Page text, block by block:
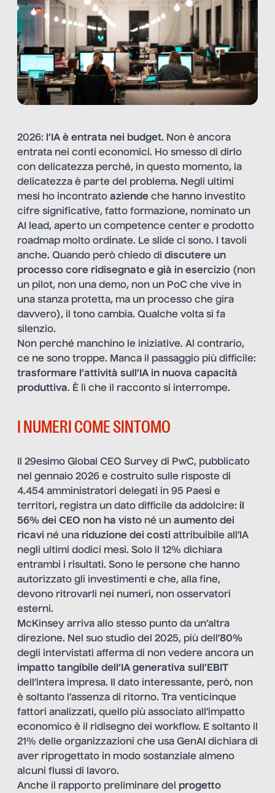
2026: l’IA è entrata nei budget. Non è ancora
entrata nei conti economici. Ho smesso di dirlo
con delicatezza perché, in questo momento, la
delicatezza è parte del problema. Negli ultimi
mesi ho incontrato aziende che hanno investito
cifre significative, fatto formazione, nominato un
AI lead, aperto un competence center e prodotto
roadmap molto ordinate. Le slide ci sono. I tavoli
anche. Quando però chiedo di discutere un
processo core ridisegnato e già in esercizio (non
un pilot, non una demo, non un PoC che vive in
una stanza protetta, ma un processo che gira
davvero), il tono cambia. Qualche volta si fa
silenzio.
Non perché manchino le iniziative. Al contrario,
ce ne sono troppe. Manca il passaggio più difficile:
trasformare l’attività sull’IA in nuova capacità
produttiva. È lì che il racconto si interrompe.
I NUMERI COME SINTOMO
Il 29esimo Global CEO Survey di PwC, pubblicato
nel gennaio 2026 e costruito sulle risposte di
4.454 amministratori delegati in 95 Paesi e
territori, registra un dato difficile da addolcire: il
56% dei CEO non ha visto né un aumento dei
ricavi né una riduzione dei costi attribuibile all’IA
negli ultimi dodici mesi. Solo il 12% dichiara
entrambi i risultati. Sono le persone che hanno
autorizzato gli investimenti e che, alla fine,
devono ritrovarli nei numeri, non osservatori
esterni.
McKinsey arriva allo stesso punto da un’altra
direzione. Nel suo studio del 2025, più dell’80%
degli intervistati afferma di non vedere ancora un
impatto tangibile dell’IA generativa sull’EBIT
dell’intera impresa. Il dato interessante, però, non
è soltanto l’assenza di ritorno. Tra venticinque
fattori analizzati, quello più associato all’impatto
economico è il ridisegno dei workflow. E soltanto il
21% delle organizzazioni che usa GenAI dichiara di
aver riprogettato in modo sostanziale almeno
alcuni flussi di lavoro.
Anche il rapporto preliminare del progetto